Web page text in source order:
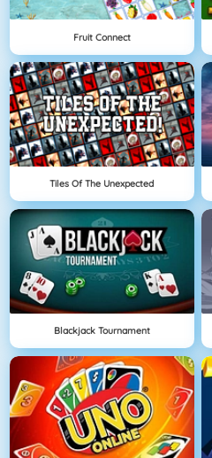
Fruit Connect
Tiles Of The Unexpected
Blackjack Tournament